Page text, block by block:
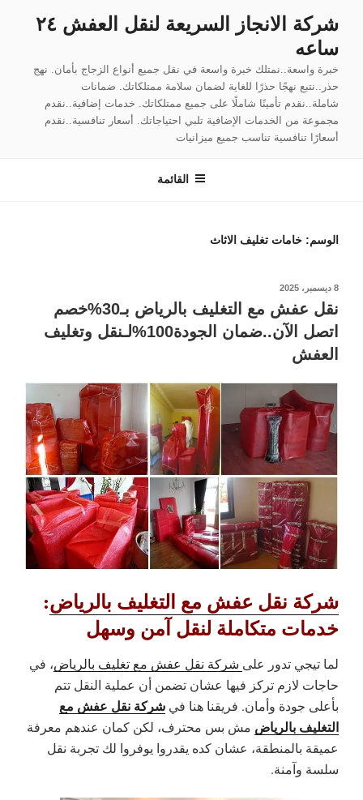
المحتوى
شركة الانجاز السريعة لنقل العفش ٢٤
ساعه
خبرة واسعة..نمتلك خبرة واسعة في نقل جميع أنواع الزجاج بأمان. نهج
حذر..نتبع نهجًا حذرًا للغاية لضمان سلامة ممتلكاتك. ضمانات
شاملة..نقدم تأمينًا شاملًا على جميع ممتلكاتك. خدمات إضافية..نقدم
مجموعة من الخدمات الإضافية تلبي احتياجاتك. أسعار تنافسية..نقدم
أسعارًا تنافسية تناسب جميع ميزانيات
القائمة
الوسم: خامات تغليف الاثاث
نُشر
8 ديسمبر، 2025
نقل عفش مع التغليف بالرياض بـ30%خصم
اتصل الآن..ضمان الجودة100%لـنقل وتغليف
العفش
شركة نقل عفش مع التغليف بالرياض:
خدمات متكاملة لنقل آمن وسهل
لما تيجي تدور على شركة نقل عفش مع تغليف بالرياض، في
حاجات لازم تركز فيها عشان تضمن أن عملية النقل تتم
بأعلى جودة وأمان. فريقنا هنا في شركة نقل عفش مع
التغليف بالرياض مش بس محترف، لكن كمان عندهم معرفة
عميقة بالمنطقة، عشان كده يقدروا يوفروا لك تجربة نقل
سلسة وآمنة.